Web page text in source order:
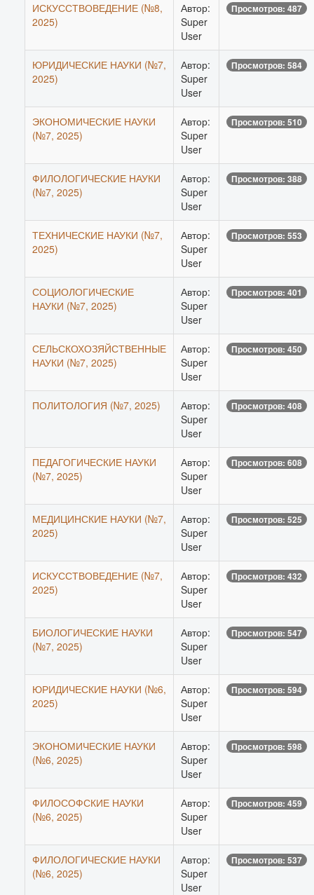
ИСКУССТВОВЕДЕНИЕ (№8,
2025)
Автор:
Super
User
Просмотров: 487
ЮРИДИЧЕСКИЕ НАУКИ (№7,
2025)
Автор:
Super
User
Просмотров: 584
ЭКОНОМИЧЕСКИЕ НАУКИ
(№7, 2025)
Автор:
Super
User
Просмотров: 510
ФИЛОЛОГИЧЕСКИЕ НАУКИ
(№7, 2025)
Автор:
Super
User
Просмотров: 388
ТЕХНИЧЕСКИЕ НАУКИ (№7,
2025)
Автор:
Super
User
Просмотров: 553
СОЦИОЛОГИЧЕСКИЕ
НАУКИ (№7, 2025)
Автор:
Super
User
Просмотров: 401
СЕЛЬСКОХОЗЯЙСТВЕННЫЕ
НАУКИ (№7, 2025)
Автор:
Super
User
Просмотров: 450
ПОЛИТОЛОГИЯ (№7, 2025)
Автор:
Super
User
Просмотров: 408
ПЕДАГОГИЧЕСКИЕ НАУКИ
(№7, 2025)
Автор:
Super
User
Просмотров: 608
МЕДИЦИНСКИЕ НАУКИ (№7,
2025)
Автор:
Super
User
Просмотров: 525
ИСКУССТВОВЕДЕНИЕ (№7,
2025)
Автор:
Super
User
Просмотров: 432
БИОЛОГИЧЕСКИЕ НАУКИ
(№7, 2025)
Автор:
Super
User
Просмотров: 547
ЮРИДИЧЕСКИЕ НАУКИ (№6,
2025)
Автор:
Super
User
Просмотров: 594
ЭКОНОМИЧЕСКИЕ НАУКИ
(№6, 2025)
Автор:
Super
User
Просмотров: 598
ФИЛОСОФСКИЕ НАУКИ
(№6, 2025)
Автор:
Super
User
Просмотров: 459
ФИЛОЛОГИЧЕСКИЕ НАУКИ
(№6, 2025)
Автор:
Super
User
Просмотров: 537